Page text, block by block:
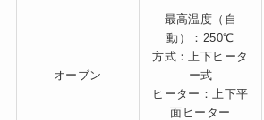
オーブン
最高温度（自
動）：250℃
方式：上下ヒータ
ー式
ヒーター：上下平
面ヒーター